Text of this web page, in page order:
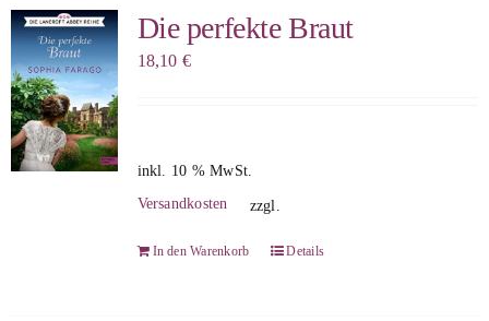
Sophie Berg
Sophia Rauchberg
Dr. Rauchberger
Die perfekte Braut
18,10 €
inkl. 10 % MwSt.
zzgl.
Versandkosten
In den Warenkorb Details